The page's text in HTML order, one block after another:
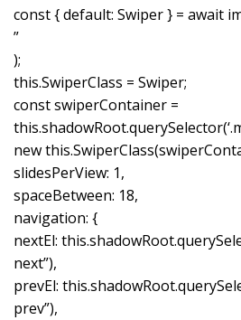
const { default: Swiper } = await
”
);
this.SwiperClass = Swiper;
const swiperContainer =
new
slidesPerView: 1,
spaceBetween: 18,
navigation: {
nextEl:
next”),
prevEl:
prev”),